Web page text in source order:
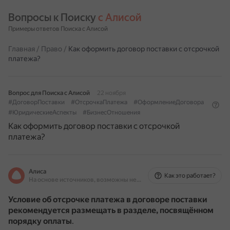
Вопросы к Поиску с Алисой
Примеры ответов Поиска с Алисой
Главная / Право / Как оформить договор поставки с отсрочкой
платежа?
Вопрос для Поиска с Алисой
22 ноября
#ДоговорПоставки
#ОтсрочкаПлатежа
#ОформлениеДоговора
#ЮридическиеАспекты
#БизнесОтношения
Как оформить договор поставки с отсрочкой
платежа?
Алиса
На основе источников, возможны неточности
Как это работает?
Условие об отсрочке платежа в договоре поставки
рекомендуется размещать в разделе, посвящённом
порядку оплаты.